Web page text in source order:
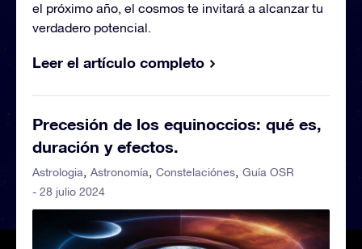
el próximo año, el cosmos te invitará a alcanzar tu
verdadero potencial.
Leer el artículo completo
Precesión de los equinoccios: qué es,
duración y efectos.
Astrologia Astronomía Constelaciónes Guía OSR
- 28 julio 2024